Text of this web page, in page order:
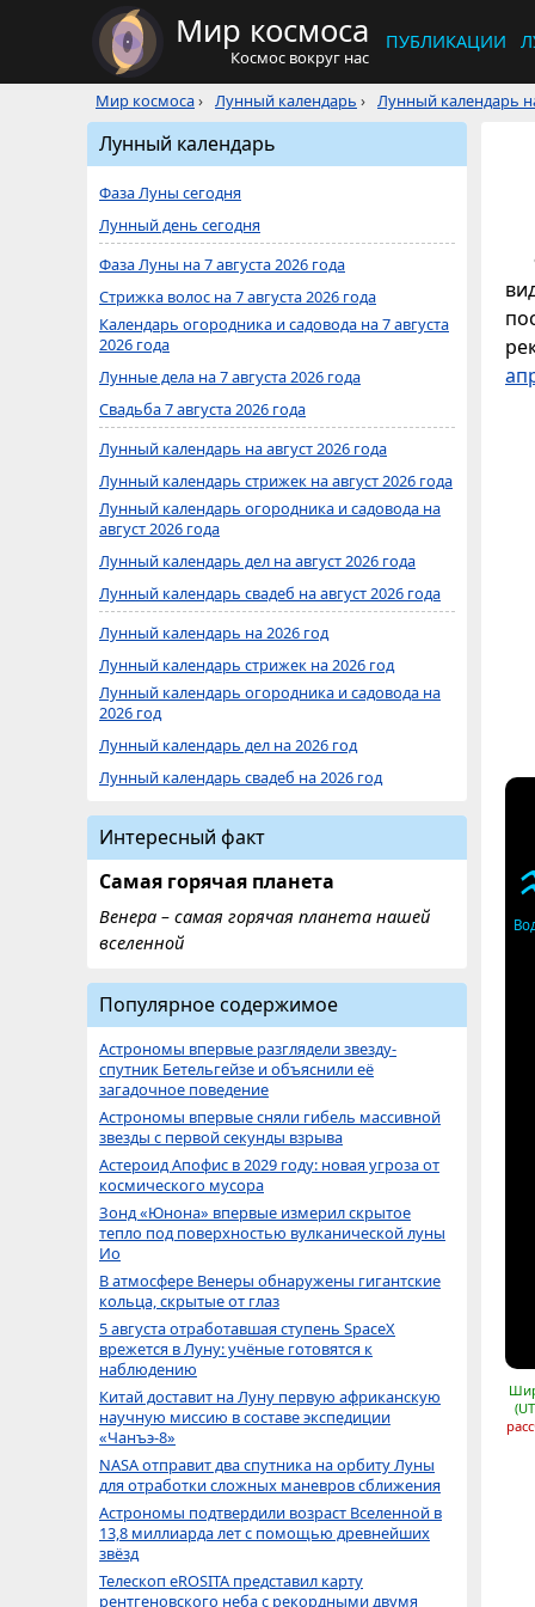
Мир космоса
Космос вокруг нас
ПУБЛИКАЦИИ
Мир космоса› Лунный календарь › Лунный календарь
Лунный календарь
Фаза Луны сегодня
Лунный день сегодня
Фаза Луны на 7 августа 2026 года
Стрижка волос на 7 августа 2026 года
Календарь огородника и садовода на 7 августа
2026 года
Лунные дела на 7 августа 2026 года
Свадьба 7 августа 2026 года
Лунный календарь на август 2026 года
Лунный календарь стрижек на август 2026 года
Лунный календарь огородника и садовода на
август 2026 года
Лунный календарь дел на август 2026 года
Лунный календарь свадеб на август 2026 года
Лунный календарь на 2026 год
Лунный календарь стрижек на 2026 год
Лунный календарь огородника и садовода на
2026 год
Лунный календарь дел на 2026 год
Лунный календарь свадеб на 2026 год
Интересный факт
Самая горячая планета
Венера – самая горячая планета нашей
вселенной
Популярное содержимое
Астрономы впервые разглядели звезду-
спутник Бетельгейзе и объяснили её
загадочное поведение
Астрономы впервые сняли гибель массивной
звезды с первой секунды взрыва
Астероид Апофис в 2029 году: новая угроза от
космического мусора
Зонд «Юнона» впервые измерил скрытое
тепло под поверхностью вулканической луны
Ио
В атмосфере Венеры обнаружены гигантские
кольца, скрытые от глаз
5 августа отработавшая ступень SpaceX
врежется в Луну: учёные готовятся к
наблюдению
Китай доставит на Луну первую африканскую
научную миссию в составе экспедиции
«Чанъэ-8»
NASA отправит два спутника на орбиту Луны
для отработки сложных маневров сближения
Астрономы подтвердили возраст Вселенной в
13,8 миллиарда лет с помощью древнейших
звёзд
Телескоп eROSITA представил карту
рентгеновского неба с рекордными двумя